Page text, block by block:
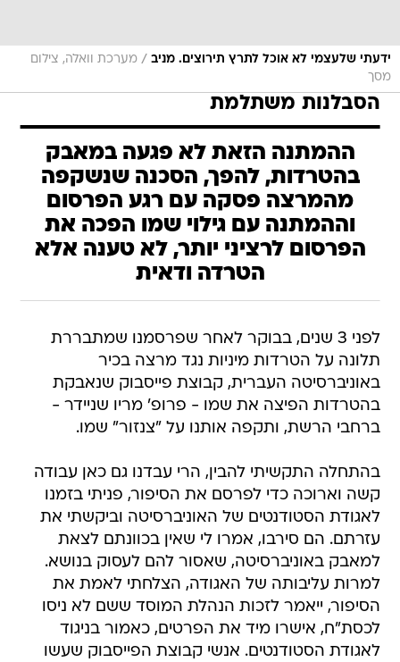
ידעתי שלעצמי לא אוכל לתרץ תירוצים. מניב / מערכת וואלה, צילום
מסך
הסבלנות משתלמת
ההמתנה הזאת לא פגעה במאבק
בהטרדות, להפך, הסכנה שנשקפה
מהמרצה פסקה עם רגע הפרסום
וההמתנה עם גילוי שמו הפכה את
הפרסום לרציני יותר, לא טענה אלא
הטרדה ודאית
לפני 3 שנים, בבוקר לאחר שפרסמנו שמתבררת
תלונה על הטרדות מיניות נגד מרצה בכיר
באוניברסיטה העברית, קבוצת פייסבוק שנאבקת
בהטרדות הפיצה את שמו - פרופ' מריו שניידר -
ברחבי הרשת, ותקפה אותנו על "צנזור" שמו.
בהתחלה התקשיתי להבין, הרי עבדנו גם כאן עבודה
קשה וארוכה כדי לפרסם את הסיפור, פניתי בזמנו
לאגודת הסטודנטים של האוניברסיטה וביקשתי את
עזרתם. הם סירבו, אמרו לי שאין בכוונתם לצאת
למאבק באוניברסיטה, שאסור להם לעסוק בנושא.
למרות עליבותה של האגודה, הצלחתי לאמת את
הסיפור, ייאמר לזכות הנהלת המוסד ששם לא ניסו
לכסת"ח, אישרו מיד את הפרטים, כאמור בניגוד
לאגודת הסטודנטים. אנשי קבוצת הפייסבוק שעשו